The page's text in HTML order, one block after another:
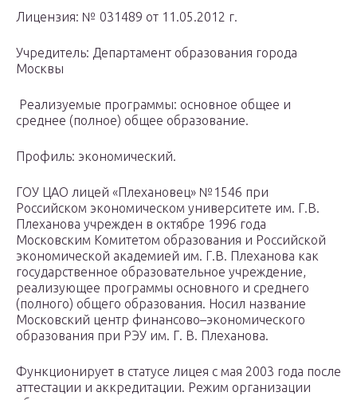
Лицензия: № 031489 от 11.05.2012 г.
Учредитель: Департамент образования города
Москвы
Реализуемые программы: основное общее и
среднее (полное) общее образование.
Профиль: экономический.
ГОУ ЦАО лицей «Плехановец» №1546 при
Российском экономическом университете им. Г.В.
Плеханова учрежден в октябре 1996 года
Московским Комитетом образования и Российской
экономической академией им. Г.В. Плеханова как
государственное образовательное учреждение,
реализующее программы основного и среднего
(полного) общего образования. Носил название
Московский центр финансово–экономического
образования при РЭУ им. Г. В. Плеханова.
Функционирует в статусе лицея с мая 2003 года после
аттестации и аккредитации. Режим организации